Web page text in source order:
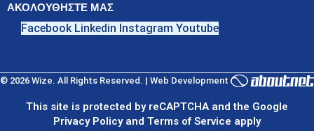
ΑΚΟΛΟΥΘΗΣΤΕ ΜΑΣ
Facebook Linkedin Instagram Youtube
© 2026 Wize. All Rights Reserved. | Web Development
This site is protected by reCAPTCHA and the Google
Privacy Policy and Terms of Service apply